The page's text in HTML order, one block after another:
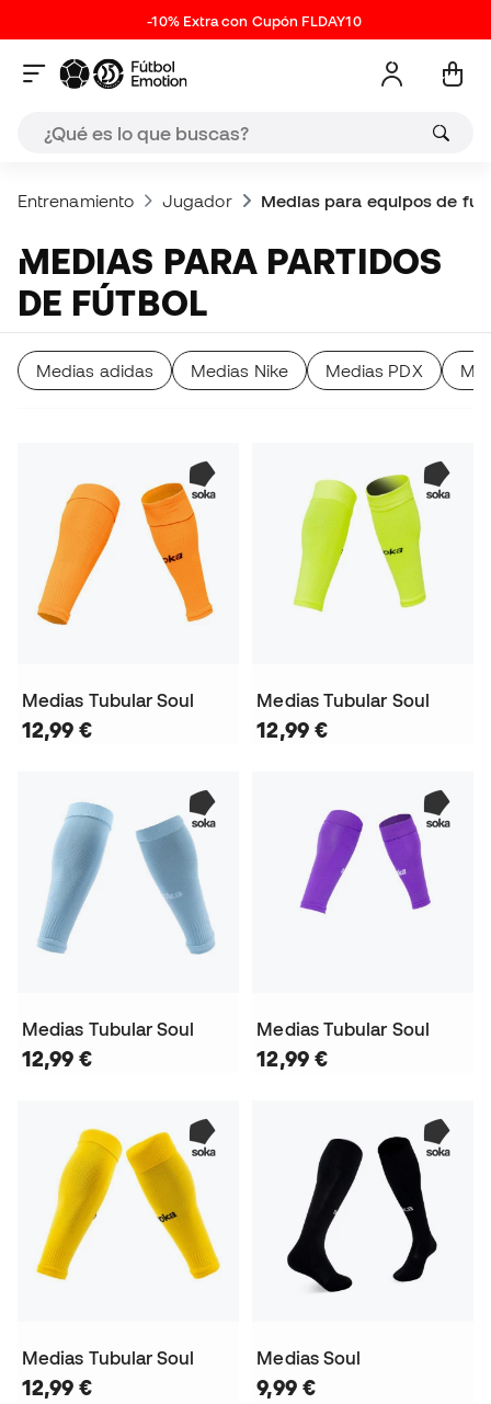
-10% Extra con Cupón FLDAY10
Entrenamiento Jugador Medias para equipos de
MEDIAS PARA PARTIDOS
DE FÚTBOL
Medias adidas Medias Nike Medias PDX
Medias Tubular Soul
12,99 €
Medias Tubular Soul
12,99 €
Medias Tubular Soul
12,99 €
Medias Tubular Soul
12,99 €
Medias Tubular Soul
12,99 €
Medias Soul
9,99 €